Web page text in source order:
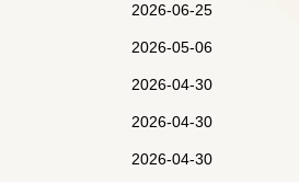
2026-06-25
2026-05-06
2026-04-30
2026-04-30
2026-04-30